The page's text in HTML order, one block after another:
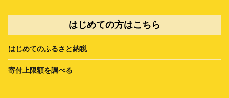
はじめての方はこちら
はじめてのふるさと納税
寄付上限額を調べる